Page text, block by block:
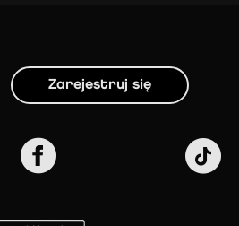
Zarejestruj się